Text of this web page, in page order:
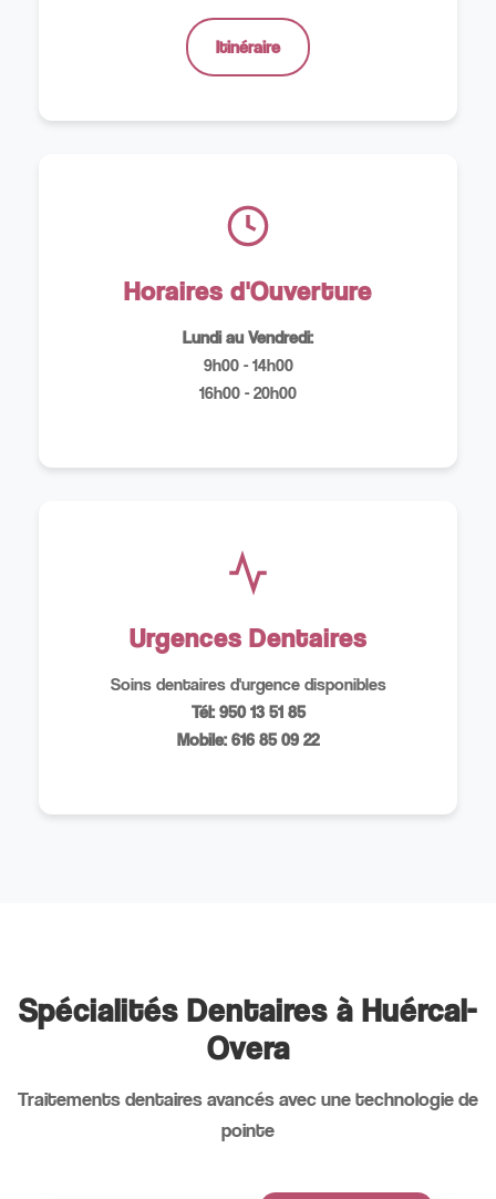
Itinéraire
Horaires d'Ouverture
Lundi au Vendredi:
9h00 - 14h00
16h00 - 20h00
Urgences Dentaires
Soins dentaires d'urgence disponibles
Tél: 950 13 51 85
Mobile: 616 85 09 22
Spécialités Dentaires à Huércal-
Overa
Traitements dentaires avancés avec une technologie de
pointe